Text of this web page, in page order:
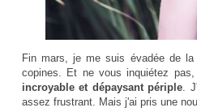
Fin mars, je me suis évadée de
copines. Et ne vous inquiétez
incroyable et dépaysant périple.
assez frustrant. Mais j'ai pris une